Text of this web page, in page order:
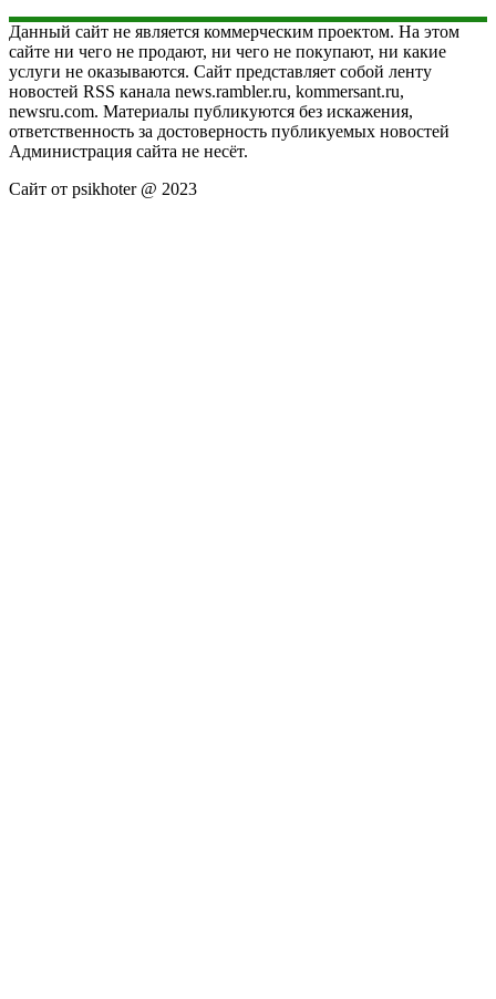
Данный сайт не является коммерческим проектом. На этом
сайте ни чего не продают, ни чего не покупают, ни какие
услуги не оказываются. Сайт представляет собой ленту
новостей RSS канала news.rambler.ru, kommersant.ru,
newsru.com. Материалы публикуются без искажения,
ответственность за достоверность публикуемых новостей
Администрация сайта не несёт.
Сайт от psikhoter @ 2023